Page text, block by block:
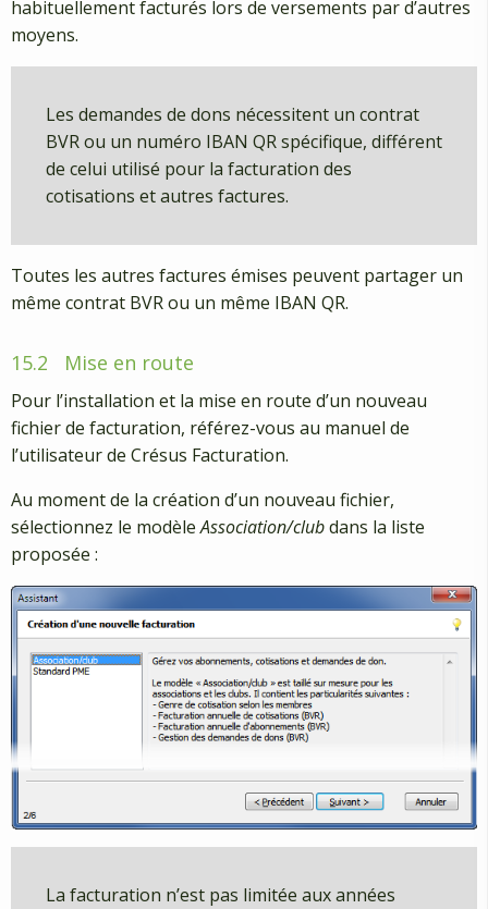
habituellement facturés lors de versements par d’autres
moyens.
Les demandes de dons nécessitent un contrat
BVR ou un numéro IBAN QR spécifique, différent
de celui utilisé pour la facturation des
cotisations et autres factures.
Toutes les autres factures émises peuvent partager un
même contrat BVR ou un même IBAN QR.
15.2 Mise en route
Pour l’installation et la mise en route d’un nouveau
fichier de facturation, référez-vous au manuel de
l’utilisateur de Crésus Facturation.
Au moment de la création d’un nouveau fichier,
sélectionnez le modèleAssociation/clubdans la liste
proposée :
La facturation n’est pas limitée aux années